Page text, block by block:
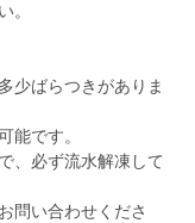
。
少ばらつきがありま
能です。
、必ず流水解凍して
問い合わせくださ